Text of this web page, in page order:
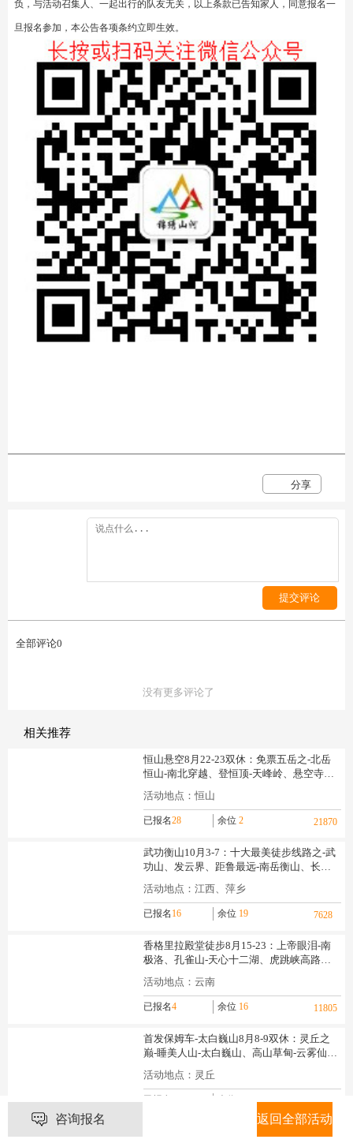
协作精神要求较高。较真、挑剔、无时间观念者、没有团队精神、个性超强、
爱出风头、自私自利者、自以为交费了就得享受到五星级旅行社待遇，稍有不
顺即风言风语者!请不要报名。
2、领队是活动的核心领导者，负责组织、带队、协调、联络等工作，对活动
中出现的各种情况有临时决定的权力，所有队员均应听从领队的指导，按照领
队的安排从事力所能力的公共劳动，配合协助领队的工作。
3、领队不是导游，户外活动不等同于旅行社的旅游、所有穿越景区免门票的
活动都有一定风险性、特殊情况时需要补票、或绕路不予理解请绕行。领队不
是保姆，队员在出行期间应发扬户外运动自助、自立的精神，不能有凡事依赖
领队的思想。
4、因交通延阻、罢工、政变、天气、飞机、火车故障、景点关闭、航班取消
或更改时间等不可抗力因素导致部分景点无法游览，领队有权利调整行程、组
织者不应承担任何责任，如由此导致的费用增加，由游客自理。
5、高血压，心脏病、哮喘病患等不适宜参加户外运动的患者请不要报名，如
责。凡报名参加者均视为具有完全民事行为能力人，如发生意外伤害，责任自
负，与活动召集人、一起出行的队友无关，以上条款已告知家人，同意报名一
分享
全部评论0
咨询报名 返回全部活动